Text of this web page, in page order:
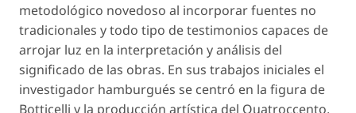
metodológico novedoso al incorporar fuentes no
tradicionales y todo tipo de testimonios capaces de
arrojar luz en la interpretación y análisis del
significado de las obras. En sus trabajos iniciales el
investigador hamburgués se centró en la figura de
Botticelli y la producción artística del Quatroccento,